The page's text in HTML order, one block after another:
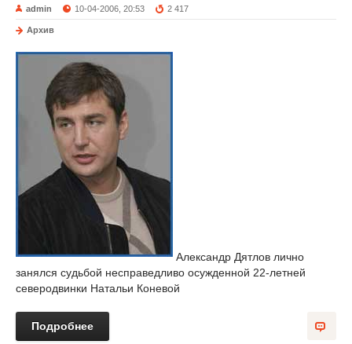
admin 10-04-2006, 20:53 2 417
Архив
Александр Дятлов лично
занялся судьбой несправедливо осужденной 22-летней
северодвинки Натальи Коневой
Подробнее